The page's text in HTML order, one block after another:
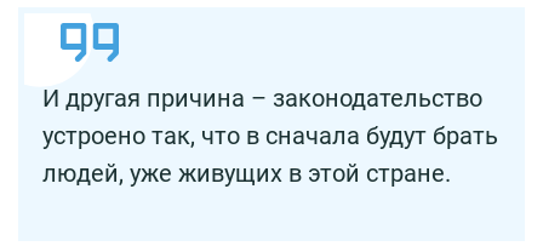
И другая причина – законодательство
устроено так, что в сначала будут брать
людей, уже живущих в этой стране.